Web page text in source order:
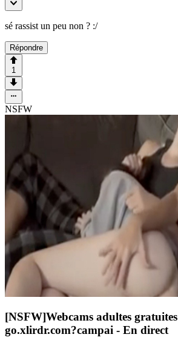
sé rassist un peu non ? :/
Répondre
1
NSFW
[NSFW]Webcams adultes gratuites
go.xlirdr.com?campai - En direct